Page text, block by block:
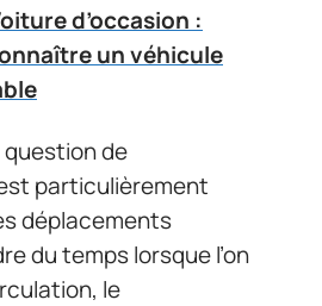
d’occasion :
un véhicule
question de
particulièrement
déplacements
du temps lorsque l’on
le